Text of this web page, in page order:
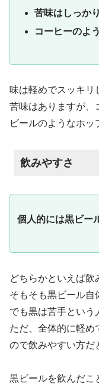
苦味はしっか
コーヒーのよ
味は軽めでスッキリ
苦味はありますが、
ビールのようなホ
飲みやすさ
個人的には黒ビー
どちらかといえば飲
そもそも黒ビール自
でも黒は苦手という
ただ、全体的に軽め
ので飲みやすい方だ
黒ビールを飲んだこ